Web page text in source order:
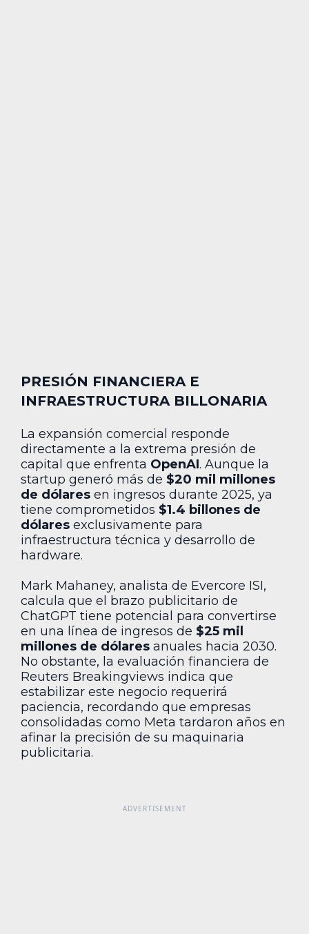
PRESIÓN FINANCIERA E
INFRAESTRUCTURA BILLONARIA
La expansión comercial responde
directamente a la extrema presión de
capital que enfrenta OpenAI. Aunque la
startup generó más de $20 mil millones
de dólares en ingresos durante 2025, ya
tiene comprometidos $1.4 billones de
dólares exclusivamente para
infraestructura técnica y desarrollo de
hardware.
Mark Mahaney, analista de Evercore ISI,
calcula que el brazo publicitario de
ChatGPT tiene potencial para convertirse
en una línea de ingresos de $25 mil
millones de dólares anuales hacia 2030.
No obstante, la evaluación financiera de
Reuters Breakingviews indica que
estabilizar este negocio requerirá
paciencia, recordando que empresas
consolidadas como Meta tardaron años en
afinar la precisión de su maquinaria
publicitaria.